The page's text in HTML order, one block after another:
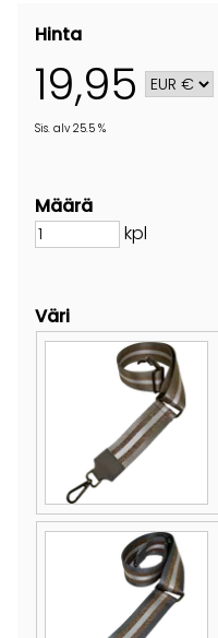
Hinta
19,95
Sis. alv 25.5 %
Määrä
kpl
Väri